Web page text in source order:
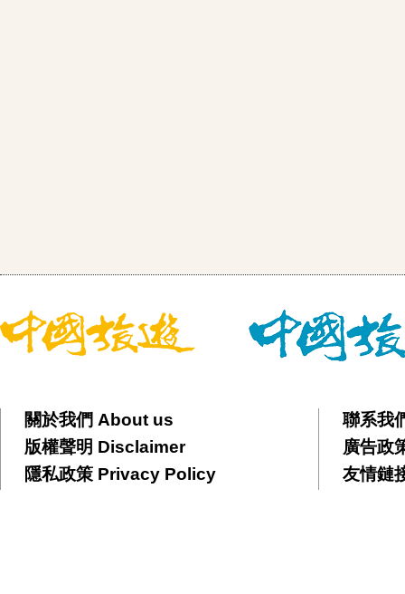
關於我們 About us
版權聲明 Disclaimer
隱私政策 Privacy Policy
聯系我
廣告政
友情鏈